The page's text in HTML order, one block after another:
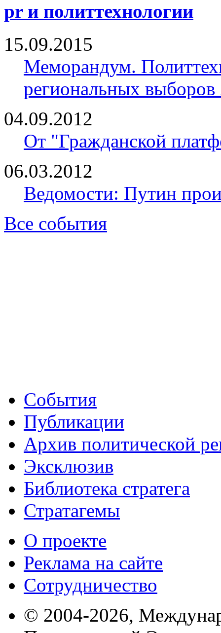
pr и политтехнологии
15.09.2015
Меморандум.
региональных выборов
04.09.2012
От "Гражданской
06.03.2012
Ведомости: Путин
Все события
События
Публикации
Архив политической
Эксклюзив
Библиотека стратега
Стратагемы
О проекте
Реклама на сайте
Сотрудничество
© 2004-2026,